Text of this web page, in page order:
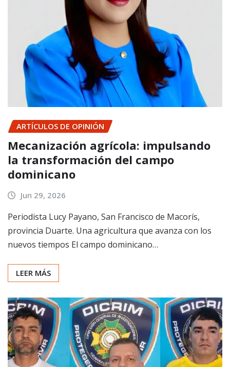
ARTÍCULOS DE OPINIÓN
Mecanización agrícola: impulsando
la transformación del campo
dominicano
Jun 29, 2026
Periodista Lucy Payano, San Francisco de Macorís,
provincia Duarte. Una agricultura que avanza con los
nuevos tiempos El campo dominicano…
LEER MÁS